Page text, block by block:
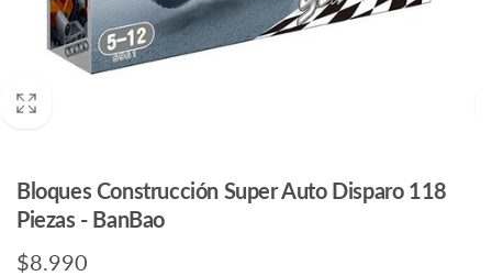
Bloques Construcción Super Auto Disparo 118
Piezas - BanBao
Precio
$8.990